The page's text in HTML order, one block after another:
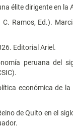
élite dirigente en la
Ramos, Ed.).
Editorial Ariel.
peruana del
económica de
de Quito en el